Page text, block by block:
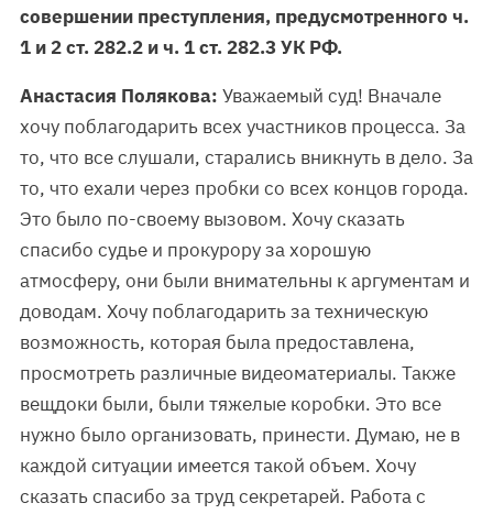
совершении преступления, предусмотренного ч.
1 и 2 ст. 282.2 и ч. 1 ст. 282.3 УК РФ.
Анастасия Полякова: Уважаемый суд! Вначале
хочу поблагодарить всех участников процесса. За
то, что все слушали, старались вникнуть в дело. За
то, что ехали через пробки со всех концов города.
Это было по-своему вызовом. Хочу сказать
спасибо судье и прокурору за хорошую
атмосферу, они были внимательны к аргументам и
доводам. Хочу поблагодарить за техническую
возможность, которая была предоставлена,
просмотреть различные видеоматериалы. Также
вещдоки были, были тяжелые коробки. Это все
нужно было организовать, принести. Думаю, не в
каждой ситуации имеется такой объем. Хочу
сказать спасибо за труд секретарей. Работа с